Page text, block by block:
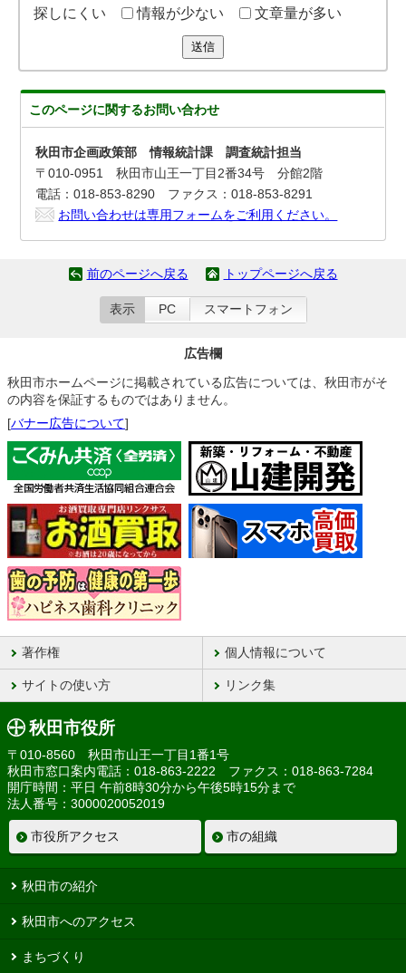
探しにくい
情報が少ない 文章量が多い
送信
このページに関するお問い合わせ
秋田市企画政策部 情報統計課 調査統計担当
〒010-0951 秋田市山王一丁目2番34号 分館2階
電話：018-853-8290 ファクス：018-853-8291
お問い合わせは専用フォームをご利用ください。
前のページへ戻る トップページへ戻る
表示 PC スマートフォン
広告欄
秋田市ホームページに掲載されている広告については、秋田市がそ
の内容を保証するものではありません。
[バナー広告について]
著作権 個人情報について
サイトの使い方 リンク集
秋田市役所
〒010-8560 秋田市山王一丁目1番1号
秋田市窓口案内電話：018-863-2222 ファクス：018-863-7284
開庁時間：平日 午前8時30分から午後5時15分まで
法人番号：3000020052019
市役所アクセス 市の組織
秋田市の紹介
秋田市へのアクセス
まちづくり